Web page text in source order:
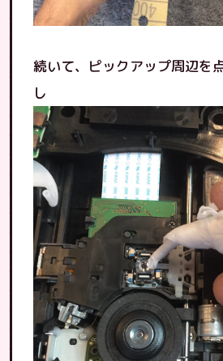
続いて、ピックアップ周辺を
し